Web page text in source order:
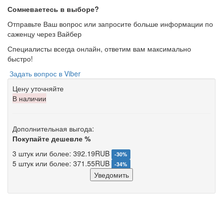
Сомневаетесь в выборе?
Отправьте Ваш вопрос или запросите больше информации по
саженцу через Вайбер
Специалисты всегда онлайн, ответим вам максимально
быстро!
Задать вопрос в Viber
Цену уточняйте
В наличии
Дополнительная выгода:
Покупайте дешевле %
3 штук или более: 392.19RUB
-30%
5 штук или более: 371.55RUB -34%
Уведомить